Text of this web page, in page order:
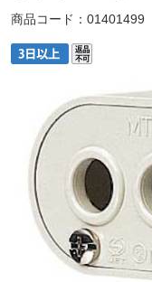
商品コード： 01401499